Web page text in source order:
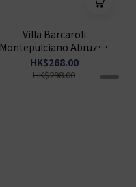
Villa Barcaroli
Montepulciano Abruzzo
Riserva DOP 2020 750ml
HK$268.00
HK$298.00